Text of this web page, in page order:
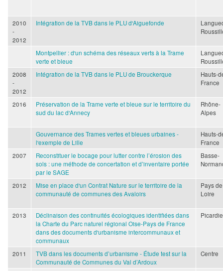
2010
-
2012
Intégration de la TVB dans le PLU d'Aiguefonde
Montpellier : d'un schéma des réseaux verts à la Trame
verte et bleue
2008
-
2012
Intégration de la TVB dans le PLU de Brouckerque
Hauts-
France
2016
Préservation de la Trame verte et bleue sur le territoire du
sud du lac d'Annecy
Rhône-
Alpes
Gouvernance des Trames vertes et bleues urbaines -
l'exemple de Lille
Hauts-
France
2007
Reconstituer le bocage pour lutter contre l’érosion des
sols : une méthode de concertation et d’inventaire portée
par le SAGE
Basse-
2012
Mise en place d'un Contrat Nature sur le territoire de la
communauté de communes des Avaloirs
Pays
Loire
2013
Déclinaison des continuités écologiques identifiées dans
la Charte du Parc naturel régional Oise-Pays de France
dans des documents d'urbanisme intercommunaux et
communaux
Picardie
2011
TVB dans les documents d’urbanisme - Étude test sur la
Communauté de Communes du Val d’Ardoux
Centre